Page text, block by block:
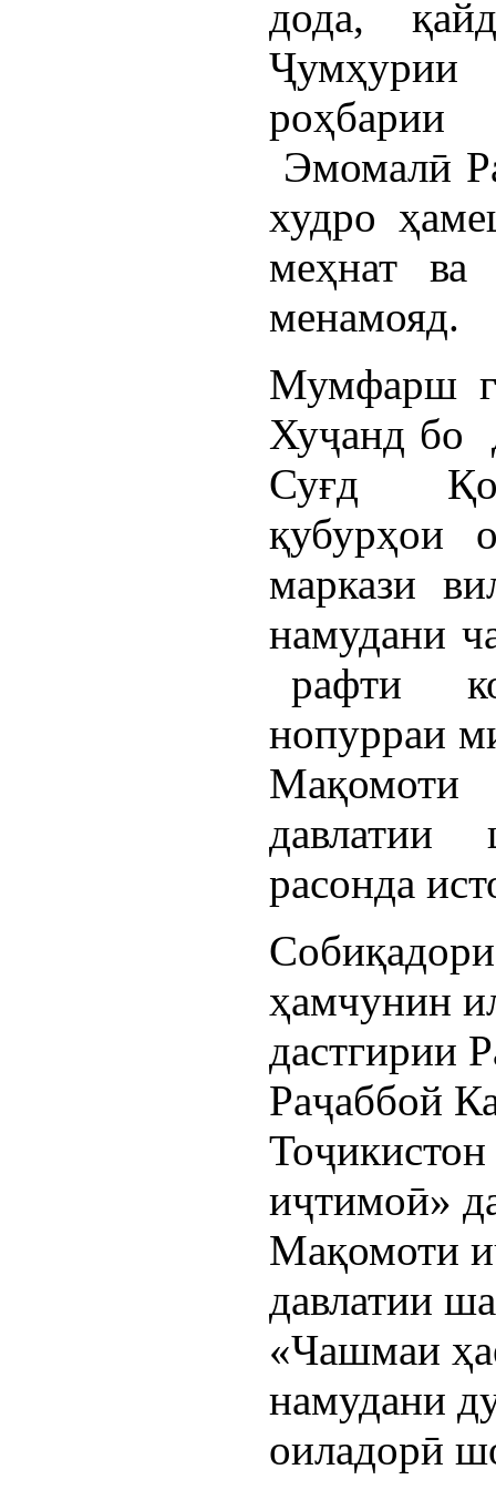
дода,
Эмомалӣ
худро
меҳнат ва
менамояд.
Мумфарш
Хуҷанд бо
Суғд
қубурҳои
маркази
намудани
рафти
нопурраи
давлатии
расонда
ҳамчунин
дастгирии
Раҷаббой
иҷтимоӣ»
Мақомоти
давлатии
«Чашмаи
намудани
оиладорӣ